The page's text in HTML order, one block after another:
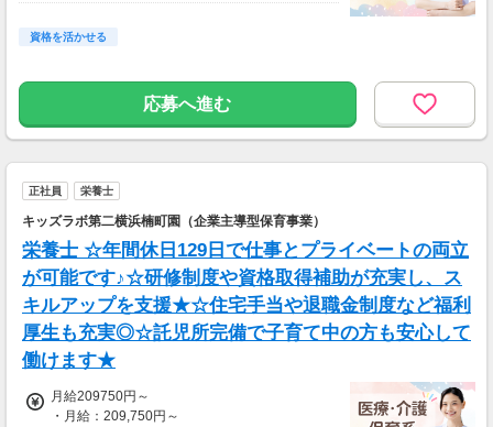
資格を活かせる
応募へ進む
正社員 栄養士
キッズラボ第二横浜楠町園（企業主導型保育事業）
栄養士 ☆年間休日129日で仕事とプライベートの両立
が可能です♪☆研修制度や資格取得補助が充実し、ス
キルアップを支援★☆住宅手当や退職金制度など福利
厚生も充実◎☆託児所完備で子育て中の方も安心して
働けます★
月給209750円～
・月給：209,750円～